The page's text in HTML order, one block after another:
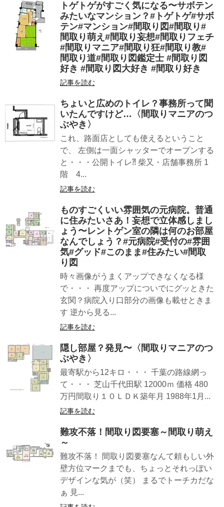
トゲトゲがすごく気になる〜サボテン
みたいなマンション？#トゲトゲ#サボ
テン#マンション#間取り図#間取り#
間取り萌え#間取り妄想#間取りフェチ
#間取りマニア#間取り狂#間取り教#
間取り道#間取り図鑑定士 #間取り図
好き #間取り図大好き #間取り好き
記事を読む
ちょいと広めのトイレ？事務所って聞
いたんですけど…〈間取りマニアのつ
ぶやき〉
これ、路面店としても使えるということ
で、 左側は一面シャッターでオープンする
と・・・公開トイレ⁈ 柴又・店舗事務所 1
階 4...
記事を読む
ものすごくいい雰囲気の元病院。普通
に住みたいさあ！妄想で立体感しまし
ょう〜レントゲン室の隣は何のお部屋
なんでしょう？#元病院#受付の#雰囲
気#グッド#このまま#住みたい#間取
り図
時々画像がうまくアップできなくなる様
で・・・ 再度アップについでにグッときた
玄関？病院入り口部分の画像も載せときま
す 逆から見る...
記事を読む
隠し部屋？発見〜〈間取りマニアのつ
ぶやき〉
最寄駅から12キロ・・・ 千葉の路線網っ
て・・・ 芝山千代田駅 12000ｍ 価格 480
万円間取り１０ＬＤＫ築年月 1988年1月...
記事を読む
難攻不落！間取り図要塞︎～間取り萌え
～
難攻不落！ 間取り図要塞︎なんて頼もしい外
壁方位マークまでも、ちょっとそれっぽい
デザインな気が（笑） まるでトーチカだな
ぁ 見...